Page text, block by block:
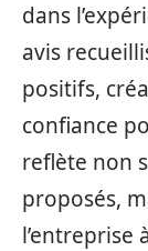
dans
avis
positifs,
confiance
reflète non
proposés,
l’entreprise